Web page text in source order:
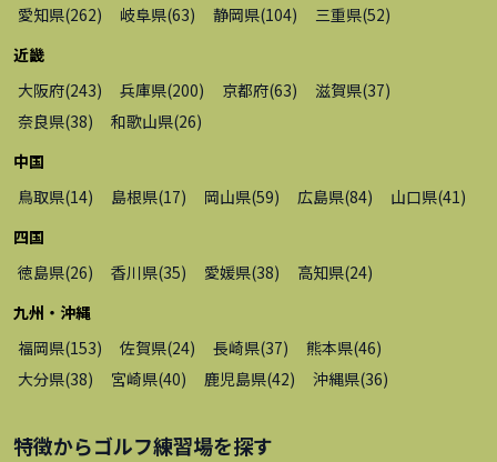
愛知県(262) 岐阜県(63) 静岡県(104) 三重県(52)
近畿
大阪府(243) 兵庫県(200) 京都府(63) 滋賀県(37)
奈良県(38) 和歌山県(26)
中国
鳥取県(14) 島根県(17) 岡山県(59) 広島県(84) 山口県(41)
四国
徳島県(26) 香川県(35) 愛媛県(38) 高知県(24)
九州・沖縄
福岡県(153) 佐賀県(24) 長崎県(37) 熊本県(46)
大分県(38) 宮崎県(40) 鹿児島県(42) 沖縄県(36)
特徴からゴルフ練習場を探す